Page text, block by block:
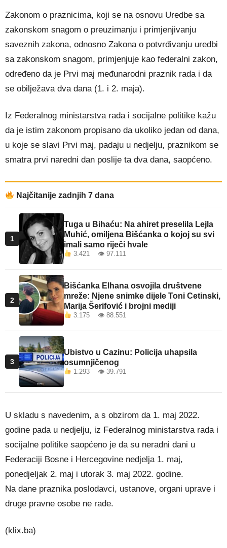
Zakonom o praznicima, koji se na osnovu Uredbe sa
zakonskom snagom o preuzimanju i primjenjivanju
saveznih zakona, odnosno Zakona o potvrđivanju uredbi
sa zakonskom snagom, primjenjuje kao federalni zakon,
određeno da je Prvi maj međunarodni praznik rada i da
se obilježava dva dana (1. i 2. maja).
Iz Federalnog ministarstva rada i socijalne politike kažu
da je istim zakonom propisano da ukoliko jedan od dana,
u koje se slavi Prvi maj, padaju u nedjelju, praznikom se
smatra prvi naredni dan poslije ta dva dana, saopćeno.
Najčitanije zadnjih 7 dana
1
Tuga u Bihaću: Na ahiret preselila Lejla
Muhić, omiljena Bišćanka o kojoj su svi
imali samo riječi hvale
3.421 👁 97.111
2
Bišćanka Elhana osvojila društvene
mreže: Njene snimke dijele Toni Cetinski,
Marija Šerifović i brojni mediji
3.175 👁 88.551
3
Ubistvo u Cazinu: Policija uhapsila
osumnjičenog
1.293 👁 39.791
U skladu s navedenim, a s obzirom da 1. maj 2022.
godine pada u nedjelju, iz Federalnog ministarstva rada i
socijalne politike saopćeno je da su neradni dani u
Federaciji Bosne i Hercegovine nedjelja 1. maj,
ponedjeljak 2. maj i utorak 3. maj 2022. godine.
Na dane praznika poslodavci, ustanove, organi uprave i
druge pravne osobe ne rade.
(klix.ba)